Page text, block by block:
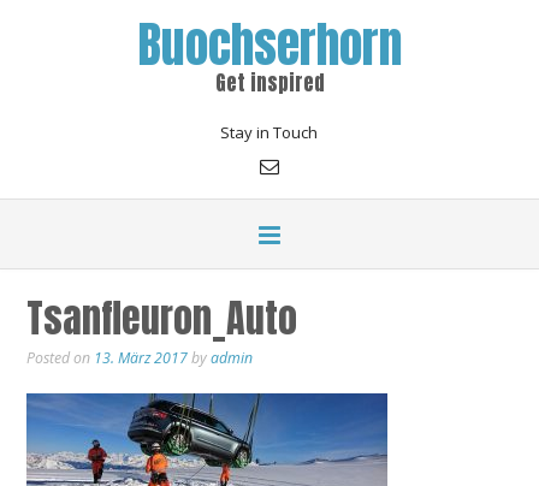
Buochserhorn
Get inspired
Stay in Touch
Tsanfleuron_Auto
Posted on 13. März 2017byadmin